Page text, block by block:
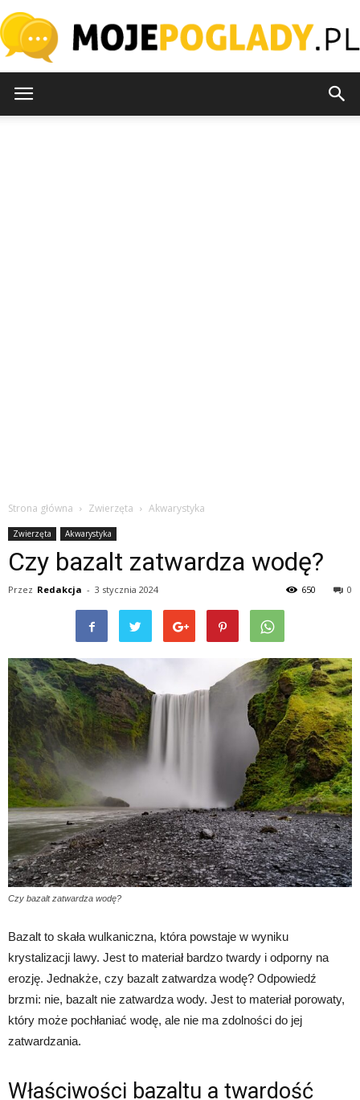
Strona główna Zwierzęta Akwarystyka
Zwierzęta Akwarystyka
Czy bazalt zatwardza wodę?
Przez Redakcja - 3 stycznia 2024 0
650
Czy bazalt zatwardza wodę?
Bazalt to skała wulkaniczna, która powstaje w wyniku
krystalizacji lawy. Jest to materiał bardzo twardy i odporny na
erozję. Jednakże, czy bazalt zatwardza wodę? Odpowiedź
brzmi: nie, bazalt nie zatwardza wody. Jest to materiał porowaty,
który może pochłaniać wodę, ale nie ma zdolności do jej
zatwardzania.
Właściwości bazaltu a twardość